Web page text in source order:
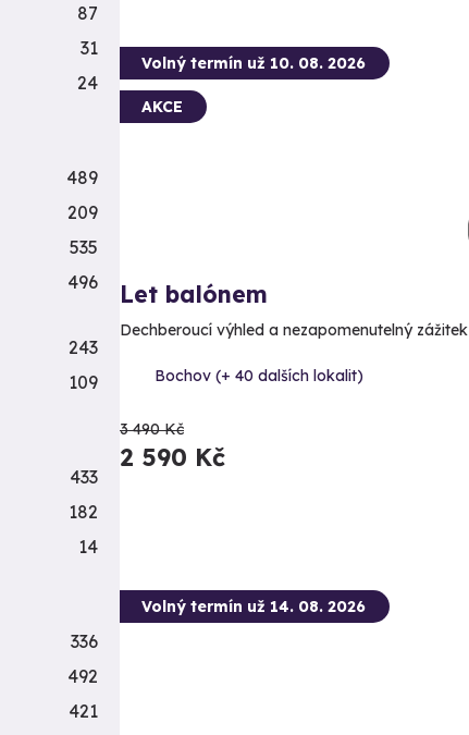
Volný termín už 10. 08. 2026
AKCE
Let balónem
Dechberoucí výhled a nezapomenutelný zážitek
Bochov (+ 40 dalších lokalit)
3 490 Kč
2 590 Kč
Volný termín už 14. 08. 2026
87
31
24
489
209
535
496
243
109
433
182
14
336
492
421